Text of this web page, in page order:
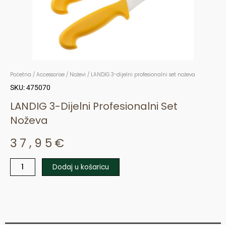
Početna / Accessorise / Noževi / LANDIG 3-dijelni profesionalni set noževa
SKU: 475070
LANDIG 3-Dijelni Profesionalni Set
Noževa
37,95 €
LANDIG
set
Dodaj u košaricu